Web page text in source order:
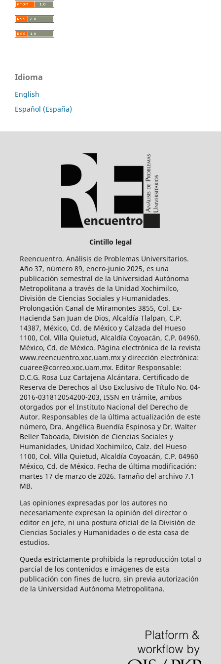
Idioma
English
Español (España)
Cintillo legal
Reencuentro. Análisis de Problemas Universitarios.
Año 37, número 89, enero-junio 2025, es una
publicación semestral de la Universidad Autónoma
Metropolitana a través de la Unidad Xochimilco,
División de Ciencias Sociales y Humanidades.
Prolongación Canal de Miramontes 3855, Col. Ex-
Hacienda San Juan de Dios, Alcaldía Tlalpan, C.P.
14387, México, Cd. de México y Calzada del Hueso
1100, Col. Villa Quietud, Alcaldía Coyoacán, C.P. 04960,
México, Cd. de México. Página electrónica de la revista
www.reencuentro.xoc.uam.mx y dirección electrónica:
cuaree@correo.xoc.uam.mx. Editor Responsable:
D.C.G. Rosa Luz Cartajena Alcántara. Certificado de
Reserva de Derechos al Uso Exclusivo de Título No. 04-
2016-031812054200-203, ISSN en trámite, ambos
otorgados por el Instituto Nacional del Derecho de
Autor. Responsables de la última actualización de este
número, Dra. Angélica Buendía Espinosa y Dr. Walter
Beller Taboada, División de Ciencias Sociales y
Humanidades, Unidad Xochimilco, Calz. del Hueso
1100, Col. Villa Quietud, Alcaldía Coyoacán, C.P. 04960
México, Cd. de México. Fecha de última modificación:
martes 17 de marzo de 2026. Tamaño del archivo 7.1
MB.
Las opiniones expresadas por los autores no
necesariamente expresan la opinión del director o
editor en jefe, ni una postura oficial de la División de
Ciencias Sociales y Humanidades o de esta casa de
estudios.
Queda estrictamente prohibida la reproducción total o
parcial de los contenidos e imágenes de esta
publicación con fines de lucro, sin previa autorización
de la Universidad Autónoma Metropolitana.